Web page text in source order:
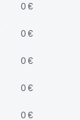
0 €
0 €
0 €
0 €
0 €